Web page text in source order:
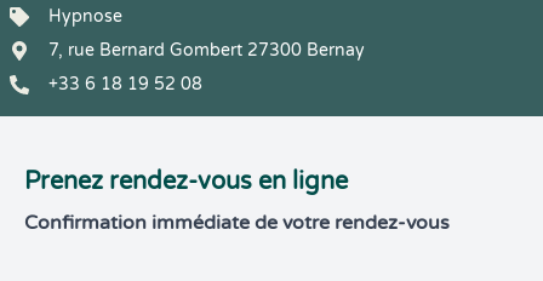
Hypnose
7, rue Bernard Gombert 27300 Bernay
+33 6 18 19 52 08
Prenez rendez-vous en ligne
Confirmation immédiate de votre rendez-vous